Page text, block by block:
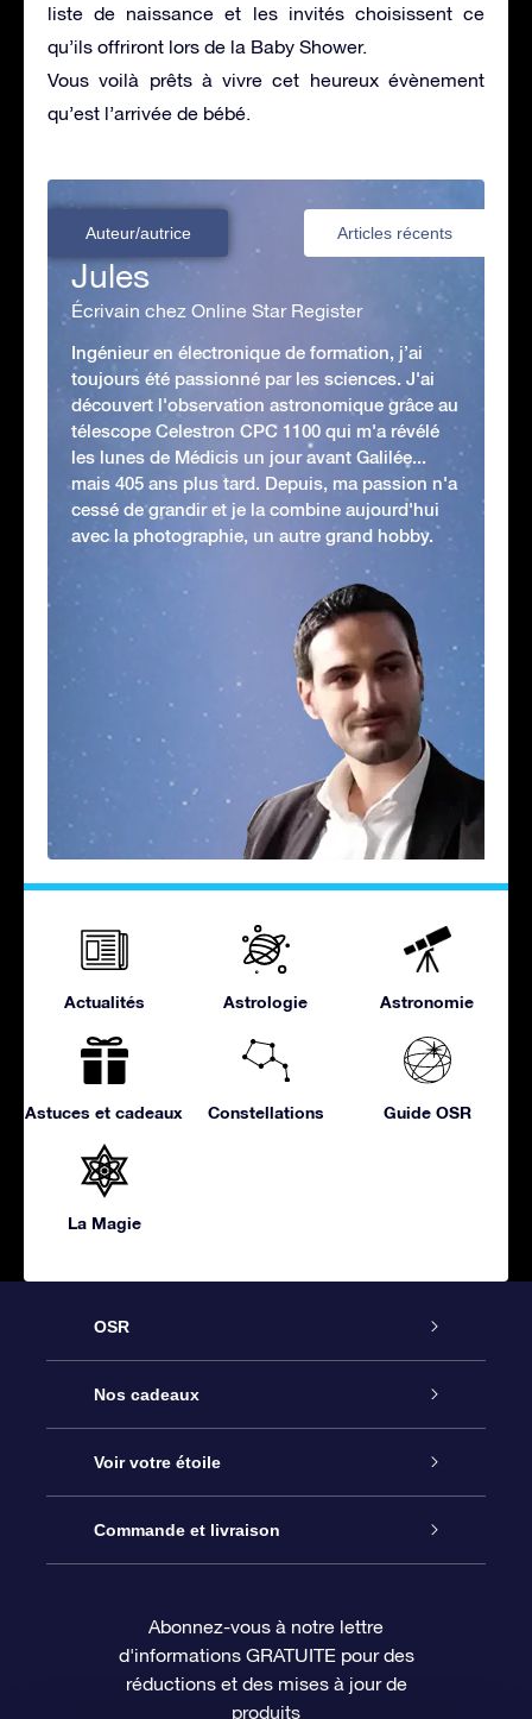
liste de naissance et les invités choisissent ce
qu’ils offriront lors de la Baby Shower.
Vous voilà prêts à vivre cet heureux évènement
qu’est l’arrivée de bébé.
Auteur/autrice Articles récents
Jules
Écrivain chez Online Star Register
Ingénieur en électronique de formation, j’ai
toujours été passionné par les sciences. J'ai
découvert l'observation astronomique grâce au
télescope Celestron CPC 1100 qui m'a révélé
les lunes de Médicis un jour avant Galilée...
mais 405 ans plus tard. Depuis, ma passion n'a
cessé de grandir et je la combine aujourd'hui
avec la photographie, un autre grand hobby.
Actualités Astrologie Astronomie
Astuces et cadeaux Constellations Guide OSR
La Magie
OSR
Service
À propos de l’OSR
Nous contacter
Questions fréquemment posées
Nos cadeaux
Cadeau d’étoile en ligne
Coffret cadeau OSR
Carte cadeau OSR
Voir votre étoile
Registre des étoiles
Page d’accueil personnalisée
Commande et livraison
Informations de paiement
Abonnez-vous à notre lettre
d'informations GRATUITE pour des
réductions et des mises à jour de
produits